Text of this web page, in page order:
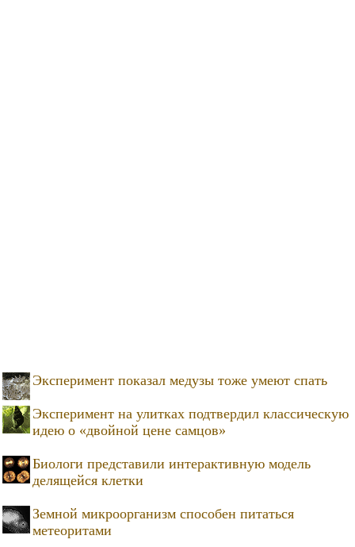
Эксперимент показал медузы тоже умеют спать
Эксперимент на улитках подтвердил классическую
идею о «двойной цене самцов»
Биологи представили интерактивную модель
делящейся клетки
Земной микроорганизм способен питаться
метеоритами